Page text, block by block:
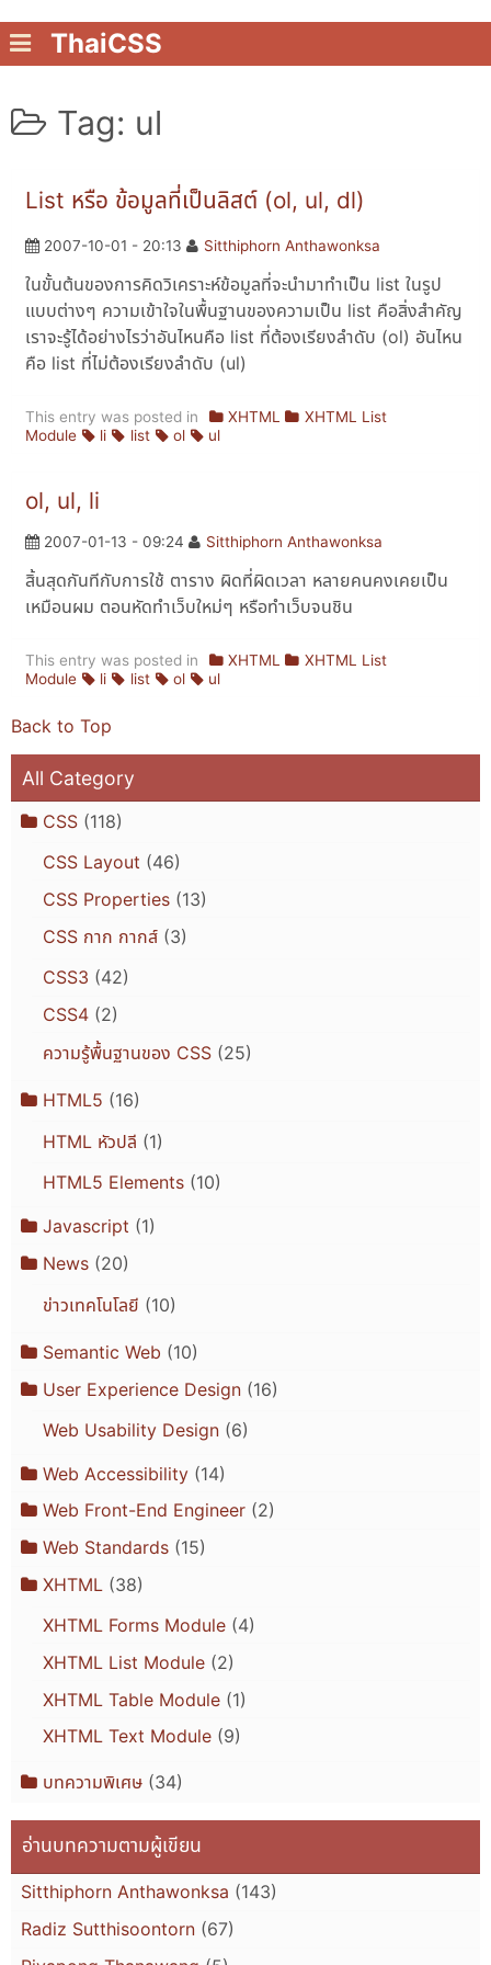
ThaiCSS
Tag: ul
List หรือ ข้อมูลที่เป็นลิสต์ (ol, ul, dl)
2007-10-01 - 20:13 Sitthiphorn Anthawonksa
ในขั้นต้นของการคิดวิเคราะห์ข้อมูลที่จะนำมาทำเป็น list ในรูป
แบบต่างๆ ความเข้าใจในพื้นฐานของความเป็น list คือสิ่งสำคัญ
เราจะรู้ได้อย่างไรว่าอันไหนคือ list ที่ต้องเรียงลำดับ (ol) อันไหน
คือ list ที่ไม่ต้องเรียงลำดับ (ul)
This entry was posted in XHTML
XHTML List
Module
li list ol ul
ol, ul, li
2007-01-13 - 09:24 Sitthiphorn Anthawonksa
สิ้นสุดกันทีกับการใช้ ตาราง ผิดที่ผิดเวลา หลายคนคงเคยเป็น
เหมือนผม ตอนหัดทำเว็บใหม่ๆ หรือทำเว็บจนชิน
This entry was posted in XHTML
XHTML List
Module
li list ol ul
Back to Top
All Category
CSS(118)
CSS Layout (46)
CSS Properties(13)
CSS กาก กากส์(3)
CSS3 (42)
CSS4(2)
ความรู้พื้นฐานของ CSS(25)
HTML5 (16)
HTML หัวปลี (1)
HTML5 Elements(10)
Javascript (1)
News(20)
ข่าวเทคโนโลยี (10)
Semantic Web (10)
User Experience Design(16)
Web Usability Design(6)
Web Accessibility(14)
Web Front-End Engineer(2)
Web Standards(15)
XHTML(38)
XHTML Forms Module(4)
XHTML List Module(2)
XHTML Table Module(1)
XHTML Text Module(9)
บทความพิเศษ(34)
อ่านบทความตามผู้เขียน
Sitthiphorn Anthawonksa (143)
Radiz Sutthisoontorn (67)